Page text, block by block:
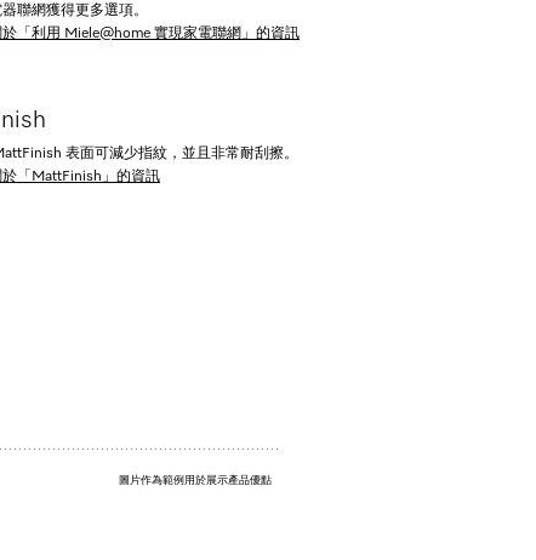
聯網獲得更多選項。
「利用 Miele@home 實現家電聯網」的資訊
表面可減少指紋，並且非常耐刮擦。
於「MattFinish」的資訊
圖片作為範例用於展示產品優點